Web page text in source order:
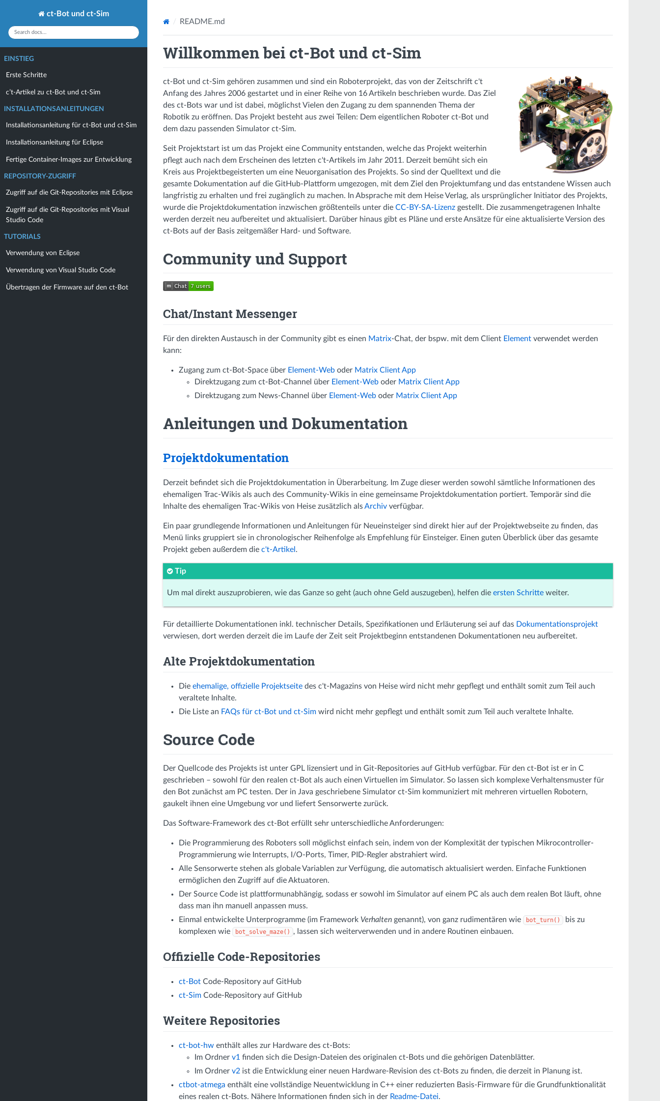
ct-Bot und ct-Sim
EINSTIEG
Erste Schritte
c’t-Artikel zu ct-Bot und ct-Sim
INSTALLATIONSANLEITUNGEN
Installationsanleitung für ct-Bot und ct-Sim
Installationsanleitung für Eclipse
Fertige Container-Images zur Entwicklung
REPOSITORY-ZUGRIFF
Zugriff auf die Git-Repositories mit Eclipse
Zugriff auf die Git-Repositories mit Visual
Studio Code
TUTORIALS
Verwendung von Eclipse
Verwendung von Visual Studio Code
Übertragen der Firmware auf den ct-Bot
README.md
Willkommen bei ct-Bot und ct-Sim
ct-Bot und ct-Sim gehören zusammen und sind ein Roboterprojekt, das von der Zeitschrift c't
Anfang des Jahres 2006 gestartet und in einer Reihe von 16 Artikeln beschrieben wurde. Das Ziel
des ct-Bots war und ist dabei, möglichst Vielen den Zugang zu dem spannenden Thema der
Robotik zu eröffnen. Das Projekt besteht aus zwei Teilen: Dem eigentlichen Roboter ct-Bot und
dem dazu passenden Simulator ct-Sim.
Seit Projektstart ist um das Projekt eine Community entstanden, welche das Projekt weiterhin
pflegt auch nach dem Erscheinen des letzten c't-Artikels im Jahr 2011. Derzeit bemüht sich ein
Kreis aus Projektbegeisterten um eine Neuorganisation des Projekts. So sind der Quelltext und die
gesamte Dokumentation auf die GitHub-Plattform umgezogen, mit dem Ziel den Projektumfang und das entstandene Wissen auch
langfristig zu erhalten und frei zugänglich zu machen. In Absprache mit dem Heise Verlag, als ursprünglicher Initiator des Projekts,
wurde die Projektdokumentation inzwischen größtenteils unter die CC-BY-SA-Lizenz gestellt. Die zusammengetragenen Inhalte
werden derzeit neu aufbereitet und aktualisiert. Darüber hinaus gibt es Pläne und erste Ansätze für eine aktualisierte Version des
ct-Bots auf der Basis zeitgemäßer Hard- und Software.
Community und Support
Chat/Instant Messenger
Für den direkten Austausch in der Community gibt es einen Matrix-Chat, der bspw. mit dem Client Element verwendet werden
kann:
Zugang zum ct-Bot-Space über Element-Web oder Matrix Client App
Direktzugang zum ct-Bot-Channel über Element-Web oder Matrix Client App
Direktzugang zum News-Channel über Element-Web oder Matrix Client App
Anleitungen und Dokumentation
Projektdokumentation
Derzeit befindet sich die Projektdokumentation in Überarbeitung. Im Zuge dieser werden sowohl sämtliche Informationen des
ehemaligen Trac-Wikis als auch des Community-Wikis in eine gemeinsame Projektdokumentation portiert. Temporär sind die
Inhalte des ehemaligen Trac-Wikis von Heise zusätzlich alsArchiv verfügbar.
Ein paar grundlegende Informationen und Anleitungen für Neueinsteiger sind direkt hier auf der Projektwebseite zu finden, das
Menü links gruppiert sie in chronologischer Reihenfolge als Empfehlung für Einsteiger. Einen guten Überblick über das gesamte
Projekt geben außerdem die c't-Artikel .
Tip
Um mal direkt auszuprobieren, wie das Ganze so geht (auch ohne Geld auszugeben), helfen die ersten Schritte weiter.
Für detaillierte Dokumentationen inkl. technischer Details, Spezifikationen und Erläuterung sei auf das Dokumentationsprojekt
verwiesen, dort werden derzeit die im Laufe der Zeit seit Projektbeginn entstandenen Dokumentationen neu aufbereitet.
Alte Projektdokumentation
Die ehemalige, offizielle Projektseite des c't-Magazins von Heise wird nicht mehr gepflegt und enthält somit zum Teil auch
veraltete Inhalte.
Die Liste an FAQs für ct-Bot und ct-Sim wird nicht mehr gepflegt und enthält somit zum Teil auch veraltete Inhalte.
Source Code
Der Quellcode des Projekts ist unter GPL lizensiert und in Git-Repositories auf GitHub verfügbar. Für den ct-Bot ist er in C
geschrieben – sowohl für den realen ct-Bot als auch einen Virtuellen im Simulator. So lassen sich komplexe Verhaltensmuster für
den Bot zunächst am PC testen. Der in Java geschriebene Simulator ct-Sim kommuniziert mit mehreren virtuellen Robotern,
gaukelt ihnen eine Umgebung vor und liefert Sensorwerte zurück.
Das Software-Framework des ct-Bot erfüllt sehr unterschiedliche Anforderungen:
Die Programmierung des Roboters soll möglichst einfach sein, indem von der Komplexität der typischen Mikrocontroller-
Programmierung wie Interrupts, I/O-Ports, Timer, PID-Regler abstrahiert wird.
Alle Sensorwerte stehen als globale Variablen zur Verfügung, die automatisch aktualisiert werden. Einfache Funktionen
ermöglichen den Zugriff auf die Aktuatoren.
Der Source Code ist plattformunabhängig, sodass er sowohl im Simulator auf einem PC als auch dem realen Bot läuft, ohne
dass man ihn manuell anpassen muss.
Einmal entwickelte Unterprogramme (im Framework Verhalten genannt), von ganz rudimentären wie bot_turn()
bis zu
komplexen wie
bot_solve_maze() , lassen sich weiterverwenden und in andere Routinen einbauen.
Offizielle Code-Repositories
ct-Bot Code-Repository auf GitHub
ct-Sim Code-Repository auf GitHub
Weitere Repositories
ct-bot-hw enthält alles zur Hardware des ct-Bots:
Im Ordner v1 finden sich die Design-Dateien des originalen ct-Bots und die gehörigen Datenblätter.
Im Ordner v2 ist die Entwicklung einer neuen Hardware-Revision des ct-Bots zu finden, die derzeit in Planung ist.
ctbot-atmega enthält eine vollständige Neuentwicklung in C++ einer reduzierten Basis-Firmware für die Grundfunktionalität
eines realen ct-Bots. Nähere Informationen finden sich in der Readme-Datei.